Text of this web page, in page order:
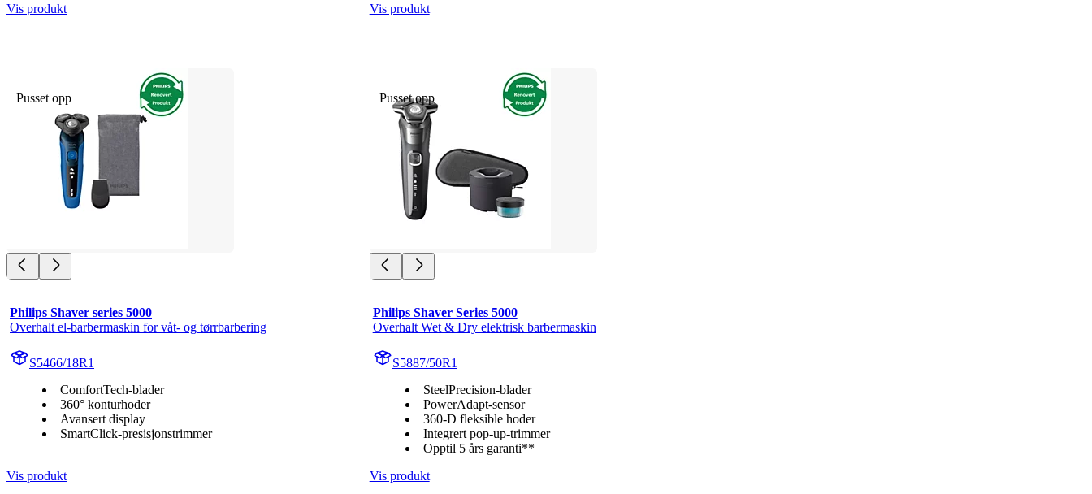
Vis produkt
Vis produkt
Pusset opp
Philips Shaver series 5000
Overhalt el-barbermaskin for våt- og tørrbarbering
S5466/18R1
ComfortTech-blader
360° konturhoder
Avansert display
SmartClick-presisjonstrimmer
Vis produkt
Pusset opp
Philips Shaver Series 5000
Overhalt Wet & Dry elektrisk barbermaskin
S5887/50R1
SteelPrecision-blader
PowerAdapt-sensor
360-D fleksible hoder
Integrert pop-up-trimmer
Opptil 5 års garanti**
Vis produkt